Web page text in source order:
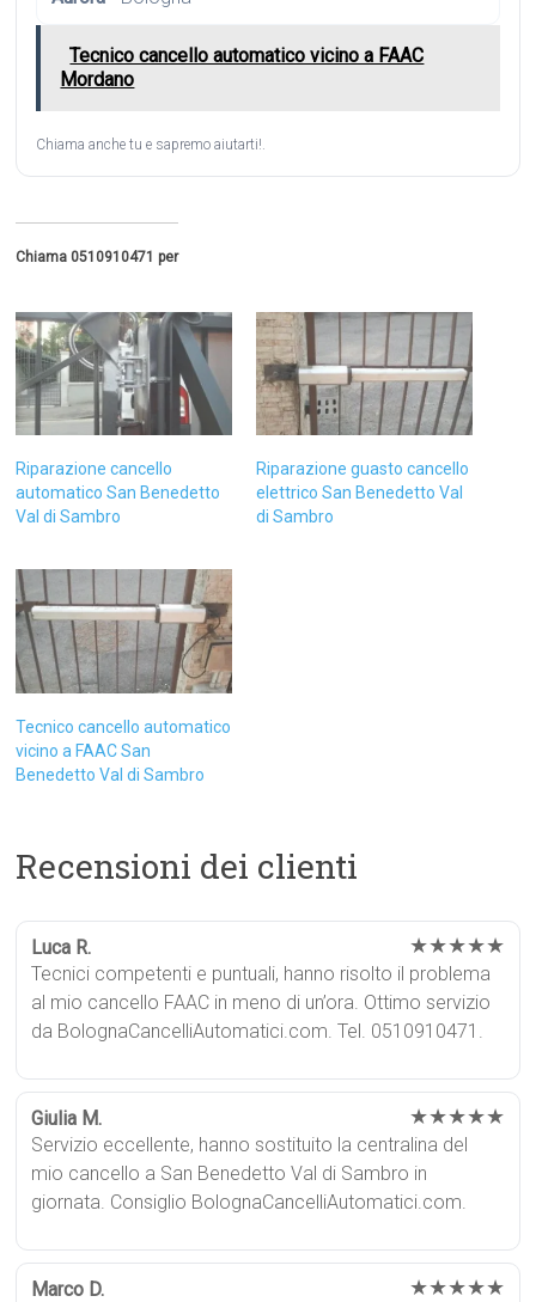
Tecnico cancello automatico vicino a FAAC
Mordano
Chiama anche tu e sapremo aiutarti!.
Chiama 0510910471 per
Riparazione cancello
automatico San Benedetto
Val di Sambro
Riparazione guasto cancello
elettrico San Benedetto Val
di Sambro
Tecnico cancello automatico
vicino a FAAC San
Benedetto Val di Sambro
Recensioni dei clienti
Luca R. ★★★★★
Tecnici competenti e puntuali, hanno risolto il problema
al mio cancello FAAC in meno di un’ora. Ottimo servizio
da BolognaCancelliAutomatici.com. Tel. 0510910471.
Giulia M. ★★★★★
Servizio eccellente, hanno sostituito la centralina del
mio cancello a San Benedetto Val di Sambro in
giornata. Consiglio BolognaCancelliAutomatici.com.
Marco D. ★★★★★